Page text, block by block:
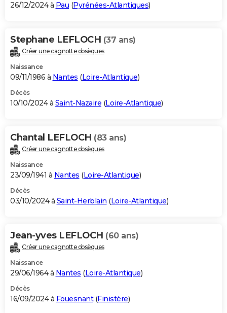
26/12/2024 à Pau (Pyrénées-Atlantiques)
Stephane LEFLOCH (37 ans)
Créer une cagnotte obsèques
Naissance
09/11/1986 à Nantes (Loire-Atlantique)
Décès
10/10/2024 à Saint-Nazaire (Loire-Atlantique)
Chantal LEFLOCH (83 ans)
Créer une cagnotte obsèques
Naissance
23/09/1941 à Nantes (Loire-Atlantique)
Décès
03/10/2024 à Saint-Herblain (Loire-Atlantique)
Jean-yves LEFLOCH (60 ans)
Créer une cagnotte obsèques
Naissance
29/06/1964 à Nantes (Loire-Atlantique)
Décès
16/09/2024 à Fouesnant(Finistère)